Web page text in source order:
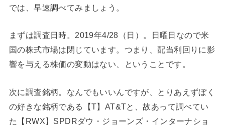
では、早速調べてみましょう。
まずは調査日時。2019年4/28（日）。日曜日なので米
国の株式市場は閉じています。つまり、配当利回りに影
響を与える株価の変動はない、ということです。
次に調査銘柄。なんでもいいんですが、とりあえずぼく
の好きな銘柄である【T】AT&Tと、故あって調べてい
た【RWX】SPDRダウ・ジョーンズ・インターナショ